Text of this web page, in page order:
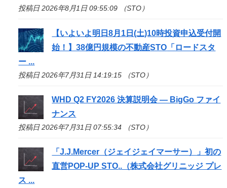
投稿日 2026年8月1日 09:55:09 （STO）
【いよいよ明日8月1日(土)10時投資申込受付開
始！】38億円規模の不動産STO 「ロードスタ
ー ...
投稿日 2026年7月31日 14:19:15 （STO）
WHD Q2 FY2026 決算説明会 — BigGo ファイ
ナンス
投稿日 2026年7月31日 07:55:34 （STO）
「J.J.Mercer（ジェイジェイマーサー）」初の
直営POP-UPSTO..（株式会社グリニッジ プレ
ス ...